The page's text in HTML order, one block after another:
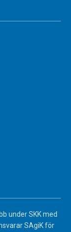
under SKK med
SAgiK för